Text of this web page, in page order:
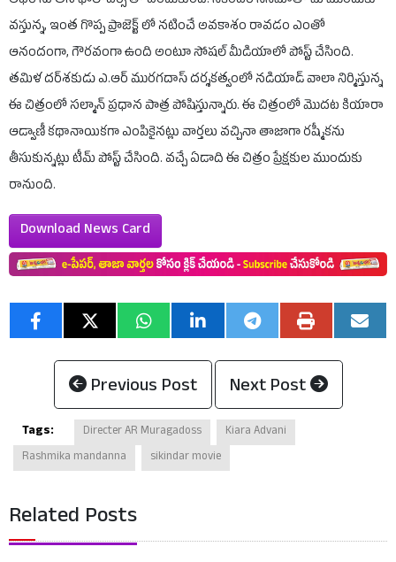
వస్తున్న, ఇంత గొప్ప ప్రాజెక్ట్ లో నటించే అవకాశం రావడం ఎంతో
ఆనందంగా, గౌరవంగా ఉంది అంటూ సోషల్ మీడియాలో పోస్ట్ చేసింది.
తమిళ దర్​శకుడు ఎ.ఆర్ మురగదాస్ దర్శకత్వంలో నడియాడ్ వాలా నిర్మిస్తున్న
ఈ చిత్రంలో సల్మాన్ ప్రధాన పాత్ర పోషిస్తున్నారు. ఈ చిత్రంలో మొదట కియారా
ఆడ్వాణీ కథానాయికగా ఎంపికైనట్లు వార్తలు వచ్చినా తాజాగా రష్మీకను
తీసుకున్నట్లు టీమ్ పోస్ట్​ చేసింది. వచ్చే ఏడాది ఈ చిత్రం ప్రేక్షకుల ముందుకు
రానుంది.
Download News Card
Previous Post Next Post
Tags: Directer AR Muragadoss
Kiara Advani
Rashmika mandanna
sikindar movie
Related Posts